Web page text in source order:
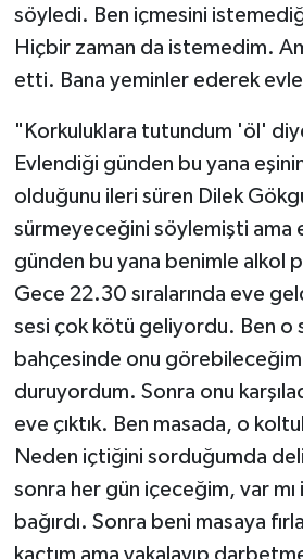
söyledi. Ben içmesini
Hiçbir zaman da istemedim.
etti. Bana yeminler ederek
"Korkuluklara tutundum 'öl'
Evlendiği günden bu yana
olduğunu ileri süren Dilek
sürmeyeceğini söylemişti ama
günden bu yana benimle alkol
Gece 22.30 sıralarında eve
sesi çok kötü geliyordu. Ben o
bahçesinde onu
duruyordum. Sonra onu
eve çıktık. Ben masada, o
Neden içtiğini sorduğumda
sonra her gün içeceğim, var mı
bağırdı. Sonra beni masaya